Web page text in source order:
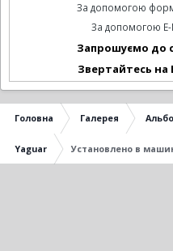
За допомогою
За допомогою E-
Запрошуємо до
Звертайтесь на
Головна Галерея
Yaguar Установлено в